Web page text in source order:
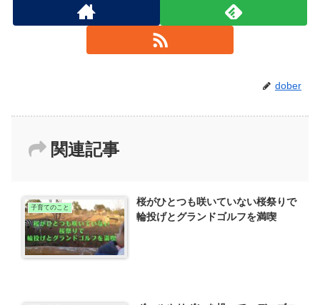
dober
関連記事
子育てのこと
桜がひとつも咲いていない桜祭りで
輪投げとグランドゴルフを満喫